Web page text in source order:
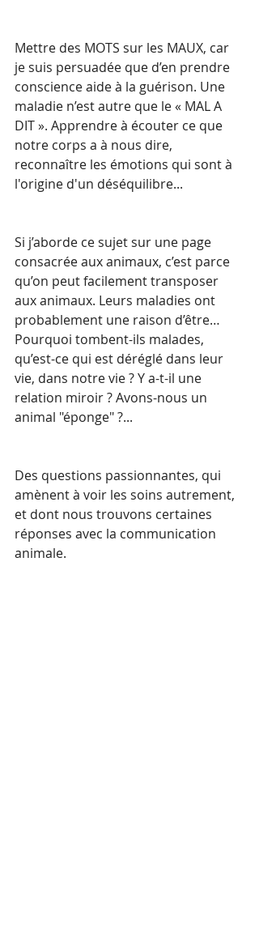
Mettre des MOTS sur les MAUX, car
je suis persuadée que d’en prendre
conscience aide à la guérison. Une
maladie n’est autre que le « MAL A
DIT ». Apprendre à écouter ce que
notre corps a à nous dire,
reconnaître les émotions qui sont à
l'origine d'un déséquilibre...
Si j’aborde ce sujet sur une page
consacrée aux animaux, c’est parce
qu’on peut facilement transposer
aux animaux. Leurs maladies ont
probablement une raison d’être…
Pourquoi tombent-ils malades,
qu’est-ce qui est déréglé dans leur
vie, dans notre vie ? Y a-t-il une
relation miroir ? Avons-nous un
animal "éponge" ?...
Des questions passionnantes, qui
amènent à voir les soins autrement,
et dont nous trouvons certaines
réponses avec la communication
animale.